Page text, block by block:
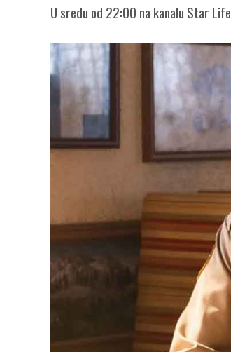
U sredu od 22:00 na kanalu Star Life